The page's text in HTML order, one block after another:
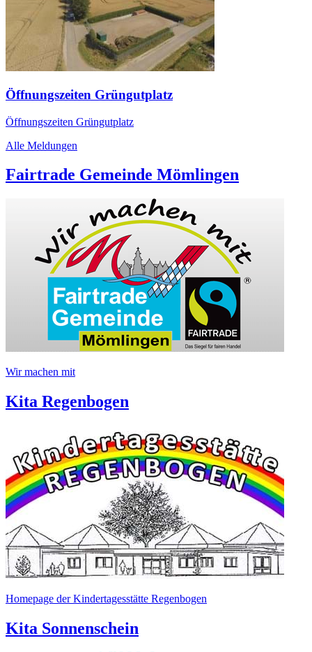
Öffnungszeiten Grüngutplatz
Öffnungszeiten Grüngutplatz
Alle Meldungen
Fairtrade Gemeinde Mömlingen
Wir machen mit
Kita Regenbogen
Homepage der Kindertagesstätte Regenbogen
Kita Sonnenschein